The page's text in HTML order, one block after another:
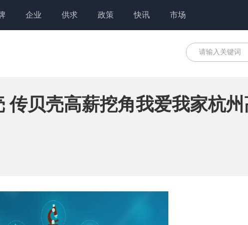
企业 供求 政策 快讯 市场
传贝壳高薪挖角我爱我家杭